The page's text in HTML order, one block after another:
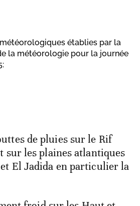
établies par la
la météorologie pour la journée
de pluies sur le Rif
sur les plaines atlantiques
El Jadida en particulier la